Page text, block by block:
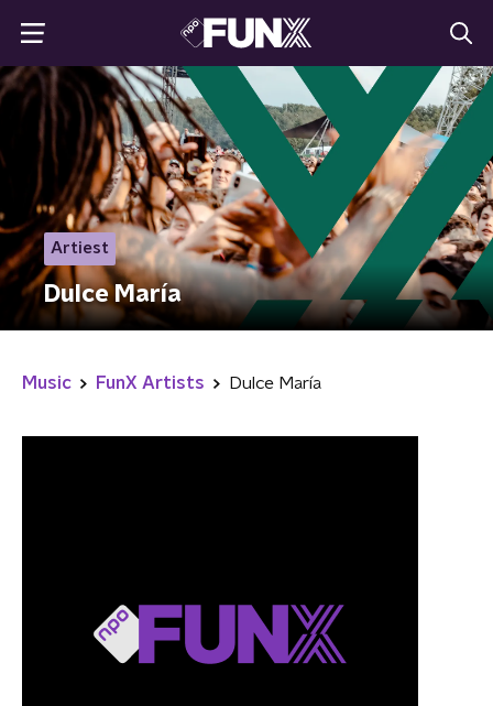
Artiest
Dulce María
Music FunX Artists Dulce María